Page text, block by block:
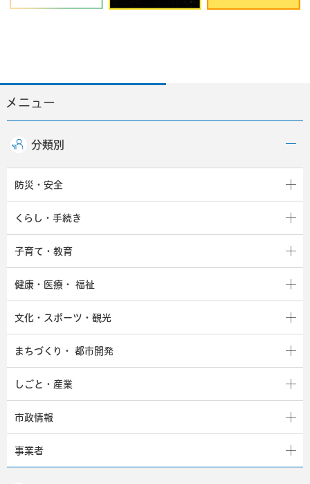
メニュー
分類別
防災・安全
くらし・手続き
子育て・教育
健康・医療・ 福祉
文化・スポーツ・観光
まちづくり・ 都市開発
しごと・産業
市政情報
事業者